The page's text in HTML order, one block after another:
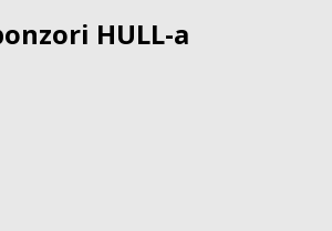
HULL-a